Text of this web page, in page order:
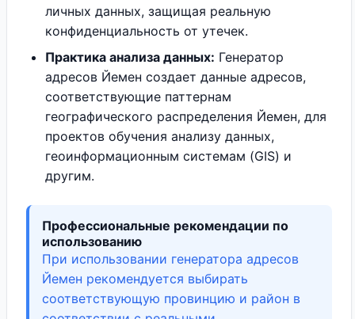
личных данных, защищая реальную
конфиденциальность от утечек.
Практика анализа данных: Генератор
адресов Йемен создает данные адресов,
соответствующие паттернам
географического распределения Йемен, для
проектов обучения анализу данных,
геоинформационным системам (GIS) и
другим.
Профессиональные рекомендации по
использованию
При использовании генератора адресов
Йемен рекомендуется выбирать
соответствующую провинцию и район в